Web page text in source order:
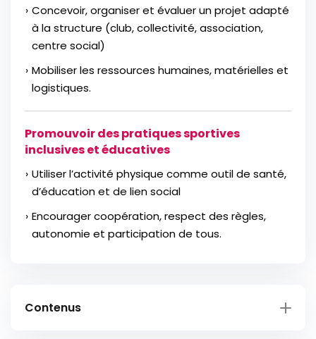
Concevoir, organiser et évaluer un projet adapté
à la structure (club, collectivité, association,
centre social)
Mobiliser les ressources humaines, matérielles et
logistiques.
Promouvoir des pratiques sportives
inclusives et éducatives
Utiliser l’activité physique comme outil de santé,
d’éducation et de lien social
Encourager coopération, respect des règles,
autonomie et participation de tous.
Contenus